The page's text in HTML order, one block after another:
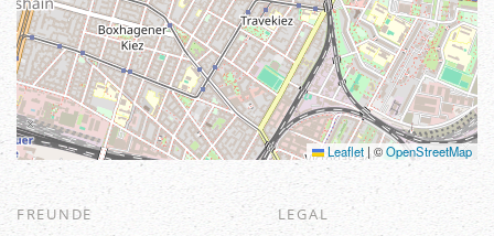
Leaflet | ©OpenStreetMap
FREUNDE LEGAL